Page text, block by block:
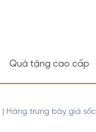
Quà tặng cao cấp
| Hàng trưng bày giá sốc